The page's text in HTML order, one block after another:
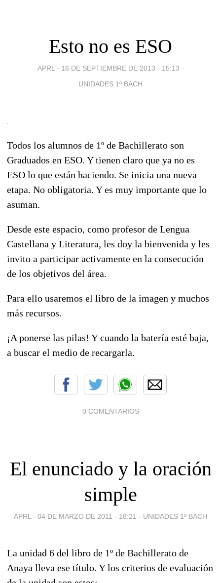
Esto no es ESO
APRL - 16 DE SEPTIEMBRE DE 2013 - 15:13 -
UNIDADES 1º BACH
Todos los alumnos de 1º de Bachillerato son
Graduados en ESO. Y tienen claro que ya no es
ESO lo que están haciendo. Se inicia una nueva
etapa. No obligatoria. Y es muy importante que lo
asuman.
Desde este espacio, como profesor de Lengua
Castellana y Literatura, les doy la bienvenida y les
invito a participar activamente en la consecución
de los objetivos del área.
Para ello usaremos el libro de la imagen y muchos
más recursos.
¡A ponerse las pilas! Y cuando la batería esté baja,
a buscar el medio de recargarla.
0 COMENTARIOS
El enunciado y la oración
simple
APRL - 04 DE MARZO DE 2011 - 18:21 - UNIDADES 1º BACH
La unidad 6 del libro de 1º de Bachillerato de
Anaya lleva ese título. Y los criterios de evaluación